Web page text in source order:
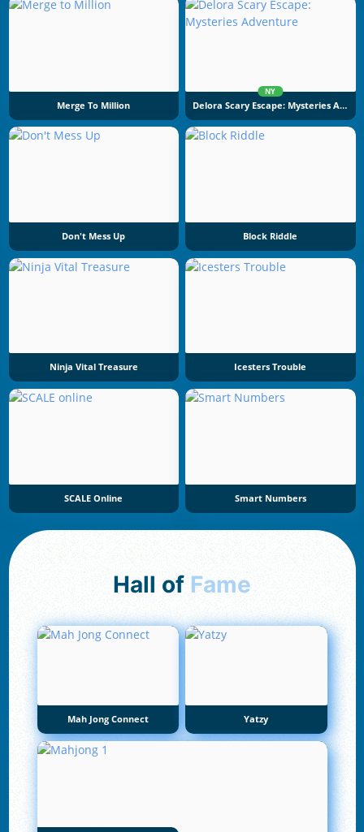
Merge To Million
NY
Delora Scary Escape: Mysteries Adventure
Don't Mess Up Block Riddle
Ninja Vital Treasure Icesters Trouble
SCALE Online Smart Numbers
Hall of Fame
Mah Jong Connect Yatzy